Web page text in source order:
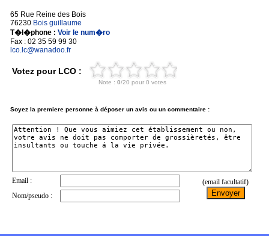
65 Rue Reine des Bois
76230 Bois guillaume
T�l�phone : Voir le num�ro
Fax : 02 35 59 99 30
lco.lc@wanadoo.fr
Votez pour LCO :
Soyez la premiere personne à déposer un avis ou un commentaire :